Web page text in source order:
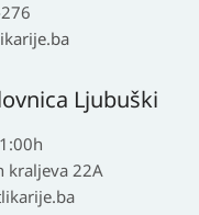
Ljubuški
kraljeva 22A